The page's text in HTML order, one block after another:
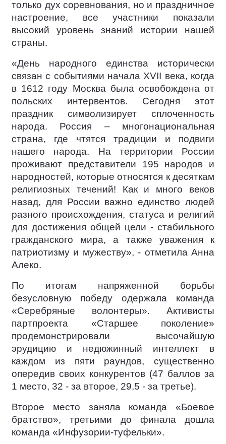
только дух соревнования, но и праздничное
настроение, все участники показали
высокий уровень знаний истории нашей
страны.
«День народного единства исторически
связан с событиями начала XVII века, когда
в 1612 году Москва была освобождена от
польских интервентов. Сегодня этот
праздник символизирует сплоченность
народа. Россия – многонациональная
страна, где чтятся традиции и подвиги
нашего народа. На территории России
проживают представители 195 народов и
народностей, которые относятся к десяткам
религиозных течений! Как и много веков
назад, для России важно единство людей
разного происхождения, статуса и религий
для достижения общей цели - стабильного
гражданского мира, а также уважения к
патриотизму и мужеству», - отметила Анна
Алеко.
По итогам напряженной борьбы
безусловную победу одержала команда
«Серебряные волонтеры». Активисты
партпроекта «Старшее поколение»
продемонстрировали высочайшую
эрудицию и недюжинный интеллект в
каждом из пяти раундов, существенно
опередив своих конкурентов (47 баллов за
1 место, 32 - за второе, 29,5 - за третье).
Второе место заняла команда «Боевое
братство», третьими до финала дошла
команда «Инфузории-туфельки».